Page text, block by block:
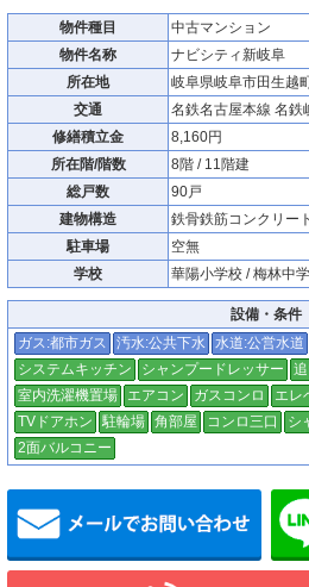
物件種目
中古マンション
物件名称
ナビシティ新岐阜
所在地
岐阜県岐阜市田生越
交通
名鉄名古屋本線 名鉄
修繕積立金
8,160円
所在階/階数
8階 / 11階建
総戸数
90戸
建物構造
鉄骨鉄筋コンクリー
駐車場
空無
学校
華陽小学校 / 梅林中
設備・条件
ガス:都市ガス
汚水:公共下水 水道:公営水道
システムキッチン
シャンプードレッサー
室内洗濯機置場
エアコン ガスコンロ エレ
TVドアホン
駐輪場 角部屋 コンロ三口 シ
2面バルコニー
メー